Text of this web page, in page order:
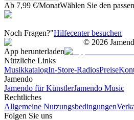
Ab 7,99 €/MonatWählen Sie den
Noch Fragen?"Hilfecenter besuchen
© 2026
App herunterladen
Nützliche Links
MusikkatalogIn-Store-RadiosPreise
Jamendo
Jamendo für KünstlerJamendo Music
Rechtliches
Allgemeine Nutzungsbedingungen
Folgen Sie uns